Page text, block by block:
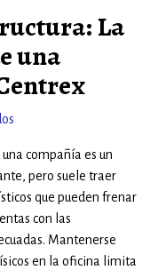
La
una
compañía es un
pero suele traer
que pueden frenar
con las
Mantenerse
en la oficina limita